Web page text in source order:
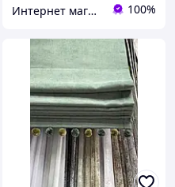
Интернет магазин штор Танова 100%